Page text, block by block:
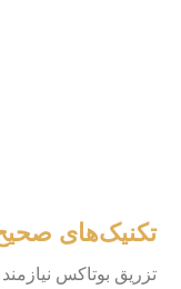
تکنیک‌های
تزریق بوتاکس